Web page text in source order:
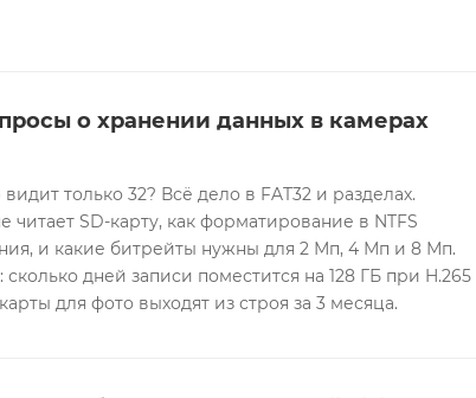
о хранении данных в камерах
только 32? Всё дело в FAT32 и разделах.
читает SD-карту, как форматирование в NTFS
и какие битрейты нужны для 2 Мп, 4 Мп и 8 Мп.
дней записи поместится на 128 ГБ при H.265
для фото выходят из строя за 3 месяца.